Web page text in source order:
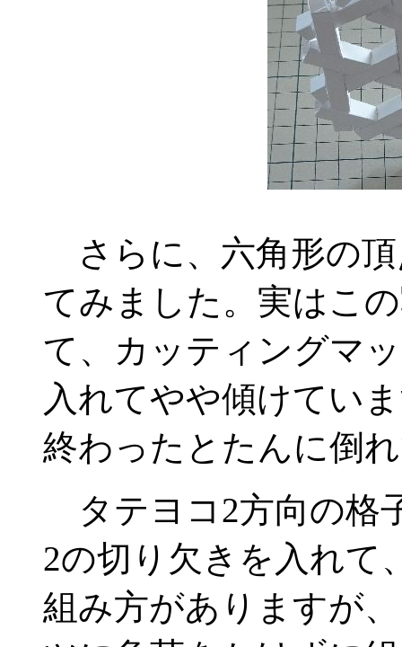
さらに、六角形の
てみました。実はこ
て、カッティングマ
入れてやや傾けてい
終わったとたんに倒
タテヨコ2方向の格
2の切り欠きを入れて
組み方がありますが